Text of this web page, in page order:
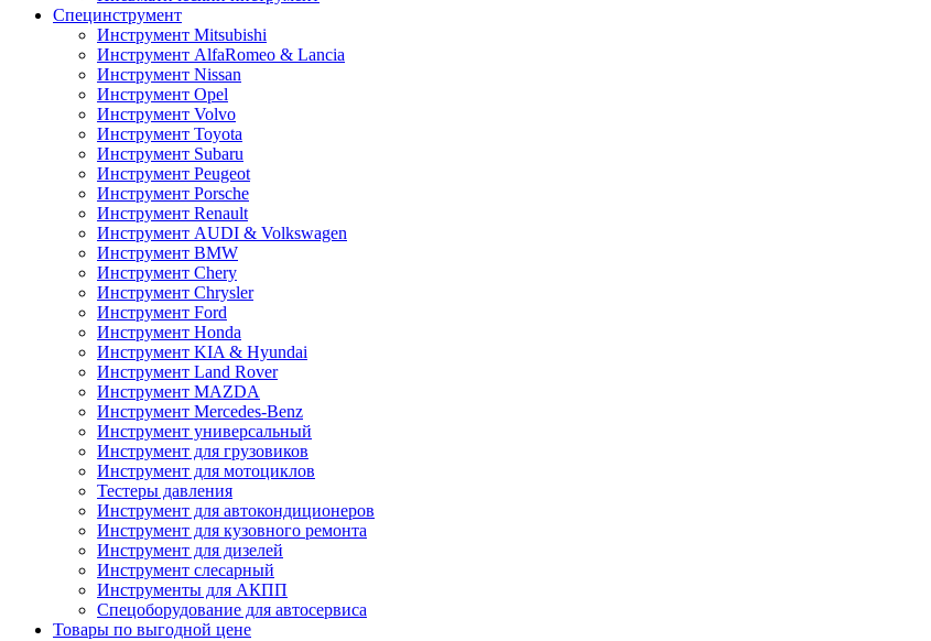
Специнструмент
Инструмент Mitsubishi
Инструмент AlfaRomeo & Lancia
Инструмент Nissan
Инструмент Opel
Инструмент Volvo
Инструмент Toyota
Инструмент Subaru
Инструмент Peugeot
Инструмент Porsche
Инструмент Renault
Инструмент AUDI & Volkswagen
Инструмент BMW
Инструмент Chery
Инструмент Chrysler
Инструмент Ford
Инструмент Honda
Инструмент KIA & Hyundai
Инструмент Land Rover
Инструмент MAZDA
Инструмент Mercedes-Benz
Инструмент универсальный
Инструмент для грузовиков
Инструмент для мотоциклов
Тестеры давления
Инструмент для автокондиционеров
Инструмент для кузовного ремонта
Инструмент для дизелей
Инструмент слесарный
Инструменты для АКПП
Спецоборудование для автосервиса
Товары по выгодной цене